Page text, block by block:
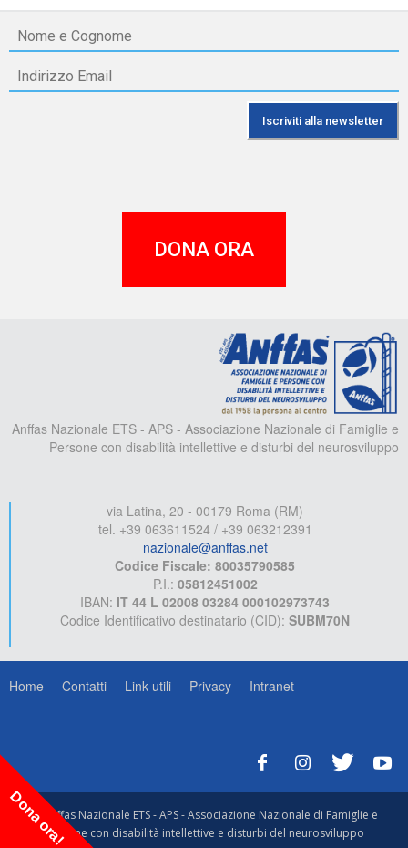
DONA ORA
Anffas Nazionale ETS - APS - Associazione Nazionale di Famiglie e
Persone con disabilità intellettive e disturbi del neurosviluppo
via Latina, 20 - 00179 Roma (RM)
tel. +39 063611524 / +39 063212391
nazionale@anffas.net
Codice Fiscale: 80035790585
P.I.: 05812451002
IBAN: IT 44 L 02008 03284 000102973743
Codice Identificativo destinatario (CID): SUBM70N
Home Contatti Link utili Privacy Intranet
© Anffas Nazionale ETS - APS - Associazione Nazionale di Famiglie e
Persone con disabilità intellettive e disturbi del neurosviluppo
Dona ora!